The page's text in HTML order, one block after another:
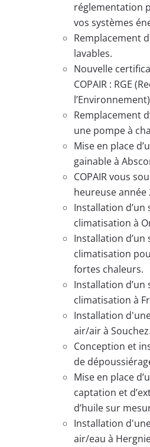
réglementation
vos systèmes
Remplacement
lavables.
Nouvelle
COPAIR : RGE
l’Environnement)
Remplacement
une pompe à
Mise en place
gainable à
COPAIR vous
heureuse année
Installation d’un
climatisation à
Installation d’un
climatisation
fortes chaleurs.
Installation d’un
climatisation à
Installation
air/air à Souchez.
Conception et
de
Mise en place
captation et
d’huile sur
Installation
air/eau à